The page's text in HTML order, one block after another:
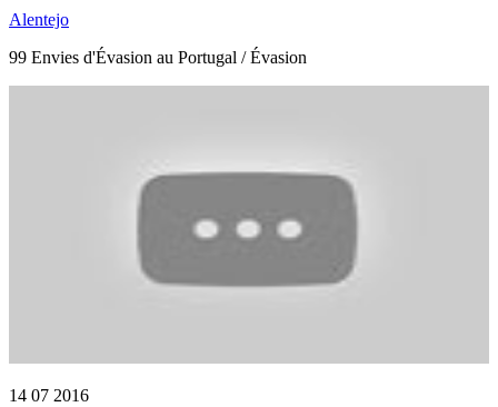
Alentejo
99 Envies d'Évasion au Portugal / Évasion
14 07 2016